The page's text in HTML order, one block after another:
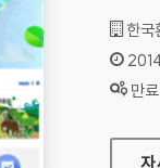
기관
한국
인증
상태 :
만료
자